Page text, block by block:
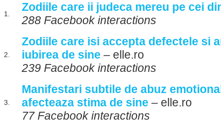
1.
Zodiile care ii judeca mereu pe cei
288 Facebook interactions
2.
Zodiile care isi accepta defectele si
iubirea de sine – elle.ro
239 Facebook interactions
3.
Manifestari subtile de abuz
afecteaza stima de sine – elle.ro
77 Facebook interactions